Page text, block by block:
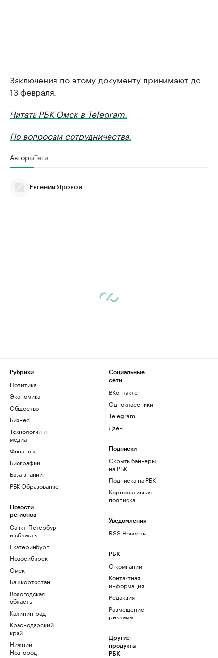
Заключения по этому документу принимают до
13 февраля.
Читать РБК Омск в Telegram.
По вопросам сотрудничества.
АвторыТеги
Евгений Яровой
Рубрики
Политика
Экономика
Общество
Бизнес
Технологии и
медиа
Финансы
Биографии
База знаний
РБК Образование
Новости
регионов
Санкт-Петербург
и область
Екатеринбург
Новосибирск
Омск
Башкортостан
Вологодская
область
Калининград
Краснодарский
край
Нижний
Новгород
Социальные
сети
ВКонтакте
Одноклассники
Telegram
Дзен
Подписки
Скрыть баннеры
на РБК
Подписка на РБК
Корпоративная
подписка
Уведомления
RSS Новости
РБК
О компании
Контактная
информация
Редакция
Размещение
рекламы
Другие
продукты
РБК